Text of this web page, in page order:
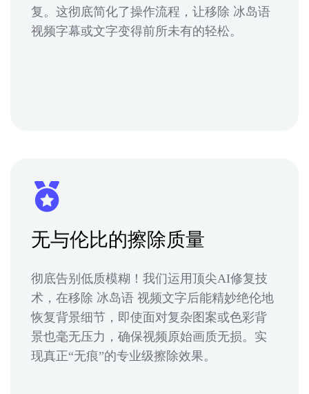
复。这彻底简化了操作流程，让移除 冰岛语
视频字幕或文字变得前所未有的轻松。
无与伦比的擦除质量
彻底告别低质模糊！我们运用顶尖AI修复技
术，在移除 冰岛语 视频文字后能精妙绝伦地
恢复背景细节，即使面对复杂图案或色彩背
景也毫无压力，确保视频原始画质无损。实
现真正“无痕”的专业级擦除效果。